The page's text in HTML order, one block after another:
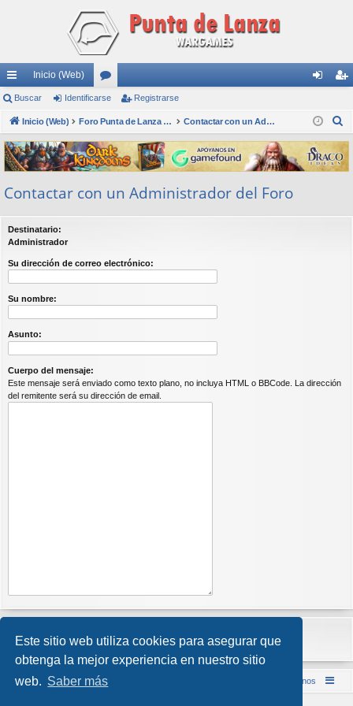
Este sitio web utiliza cookies para asegurar que
obtenga la mejor experiencia en nuestro sitio
web. Saber más
nl
ac
es
rá
pi
do
s
Inicio (Web)
or
os nti
fic
ar
ist
ra
rs
Buscar Identificarse Registrarse
Inicio (Web) Foro Punta de Lanza Wargames Contactar con un Administrador del Foro
s
c
Contactar con un Administrador del Foro
Destinatario:
Administrador
Su dirección de correo electrónico:
Su nombre:
Asunto:
Cuerpo del mensaje:
Este mensaje será enviado como texto plano, no incluya HTML o BBCode. La dirección
del remitente será su dirección de email.
Inicio (Web) Foro Punta de Lanza Wargames Contáctenos